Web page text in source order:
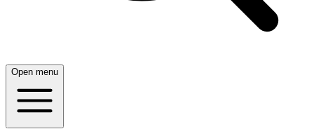
Open menu